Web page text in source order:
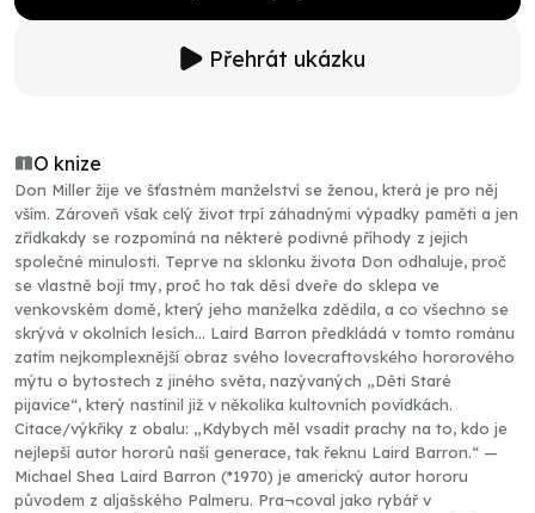
Přehrát ukázku
O knize
Don Miller žije ve šťastném manželství se ženou, která je pro něj
vším. Zároveň však celý život trpí záhadnými výpadky paměti a jen
zřídkakdy se rozpomíná na některé podivné příhody z jejich
společné minulosti. Teprve na sklonku života Don odhaluje, proč
se vlastně bojí tmy, proč ho tak děsí dveře do sklepa ve
venkovském domě, který jeho manželka zdědila, a co všechno se
skrývá v okolních lesích… Laird Barron předkládá v tomto románu
zatím nejkomplexnější obraz svého lovecraftovského hororového
mýtu o bytostech z jiného světa, nazývaných „Děti Staré
pijavice“, který nastínil již v několika kultovních povídkách.
Citace/výkřiky z obalu: „Kdybych měl vsadit prachy na to, kdo je
nejlepší autor hororů naší generace, tak řeknu Laird Barron.“ —
Michael Shea Laird Barron (*1970) je americký autor hororu
původem z aljašského Palmeru. Pra¬coval jako rybář v